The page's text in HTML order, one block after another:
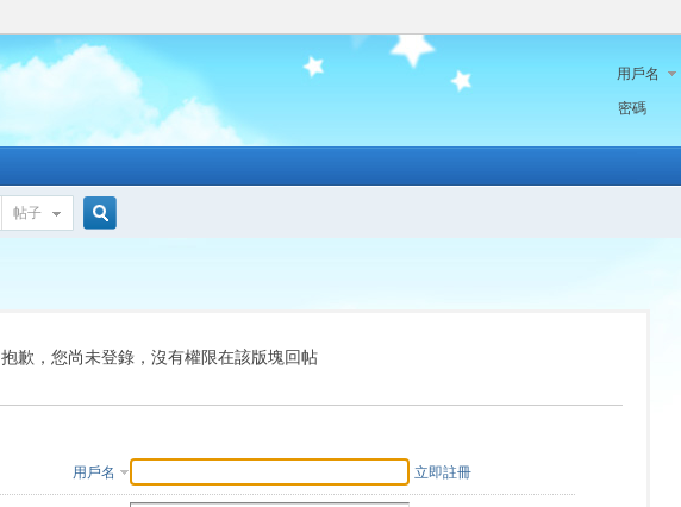
用戶名
密碼
帖子
索
抱歉，您尚未登錄，沒有權限在該版塊回帖
用戶名 立即註冊